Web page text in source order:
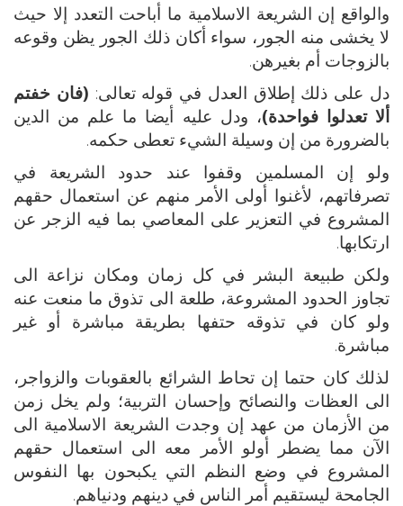
والواقع إن الشريعة الاسلامية ما أباحت التعدد إلا حيث
لا يخشى منه الجور، سواء أكان ذلك الجور يظن وقوعه
بالزوجات أم بغيرهن.
دل على ذلك إطلاق العدل في قوله تعالى: (فان خفتم
ألا تعدلوا فواحدة)، ودل عليه أيضا ما علم من الدين
بالضرورة من إن وسيلة الشيء تعطى حكمه.
ولو إن المسلمين وقفوا عند حدود الشريعة في
تصرفاتهم، لأغنوا أولى الأمر منهم عن استعمال حقهم
المشروع في التعزير على المعاصي بما فيه الزجر عن
ارتكابها.
ولكن طبيعة البشر في كل زمان ومكان نزاعة الى
تجاوز الحدود المشروعة، طلعة الى تذوق ما منعت عنه
ولو كان في تذوقه حتفها بطريقة مباشرة أو غير
مباشرة.
لذلك كان حتما إن تحاط الشرائع بالعقوبات والزواجر،
الى العظات والنصائح وإحسان التربية؛ ولم يخل زمن
من الأزمان من عهد إن وجدت الشريعة الاسلامية الى
الآن مما يضطر أولو الأمر معه الى استعمال حقهم
المشروع في وضع النظم التي يكبحون بها النفوس
الجامحة ليستقيم أمر الناس في دينهم ودنياهم.